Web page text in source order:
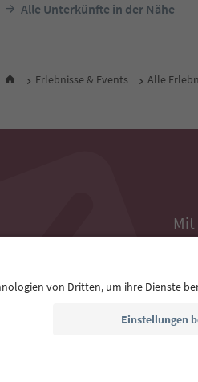
Alle Unterkünfte in der Nähe
Erlebnisse & Events Alle
E-Mail